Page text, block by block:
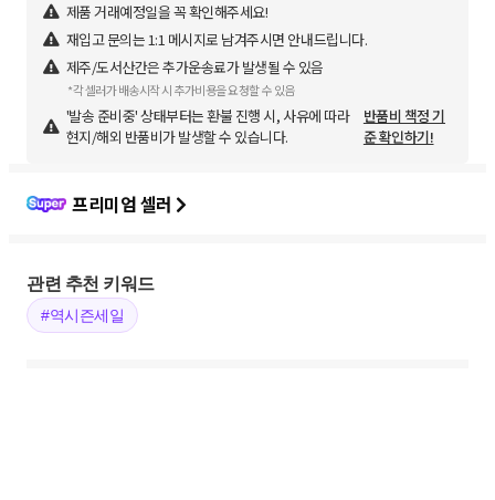
제품 거래예정일을 꼭 확인해주세요!
재입고 문의는 1:1 메시지로 남겨주시면 안내드립니다.
제주/도서산간은 추가운송료가 발생될 수 있음
*각 셀러가 배송시작 시 추가비용을 요청할 수 있음
'발송 준비중' 상태부터는 환불 진행 시, 사유에 따라
현지/해외 반품비가 발생할 수 있습니다.
반품비 책정 기
준 확인하기!
프리미엄 셀러
관련 추천 키워드
#역시즌세일